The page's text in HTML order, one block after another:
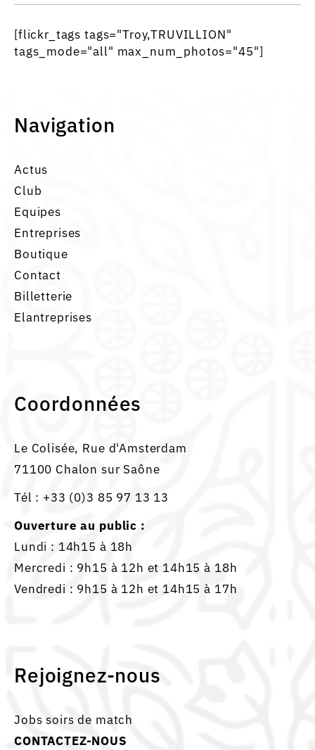
[flickr_tags tags="Troy,TRUVILLION"
tags_mode="all" max_num_photos="45"]
Navigation
Actus
Club
Equipes
Entreprises
Boutique
Contact
Billetterie
Elantreprises
Coordonnées
Le Colisée, Rue d'Amsterdam
71100 Chalon sur Saône
Tél : +33 (0)3 85 97 13 13
Ouverture au public :
Lundi : 14h15 à 18h
Mercredi : 9h15 à 12h et 14h15 à 18h
Vendredi : 9h15 à 12h et 14h15 à 17h
Rejoignez-nous
Jobs soirs de match
CONTACTEZ-NOUS